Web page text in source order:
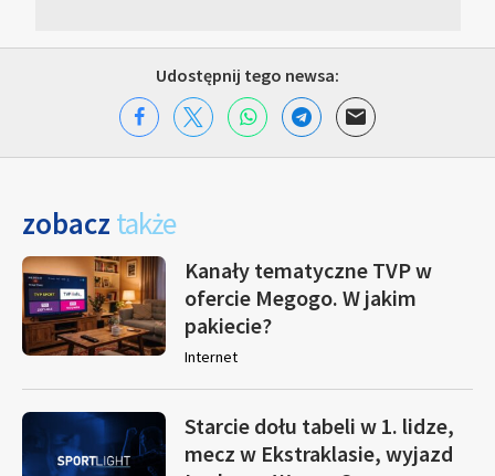
Udostępnij tego newsa:
zobacz także
Kanały tematyczne TVP w
ofercie Megogo. W jakim
pakiecie?
Internet
Starcie dołu tabeli w 1. lidze,
mecz w Ekstraklasie, wyjazd